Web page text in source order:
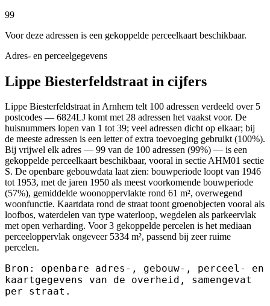
99
Voor deze adressen is een gekoppelde perceelkaart beschikbaar.
Adres- en perceelgegevens
Lippe Biesterfeldstraat in cijfers
Lippe Biesterfeldstraat in Arnhem telt 100 adressen verdeeld over 5
postcodes — 6824LJ komt met 28 adressen het vaakst voor. De
huisnummers lopen van 1 tot 39; veel adressen dicht op elkaar; bij
de meeste adressen is een letter of extra toevoeging gebruikt (100%).
Bij vrijwel elk adres — 99 van de 100 adressen (99%) — is een
gekoppelde perceelkaart beschikbaar, vooral in sectie AHM01 sectie
S. De openbare gebouwdata laat zien: bouwperiode loopt van 1946
tot 1953, met de jaren 1950 als meest voorkomende bouwperiode
(57%), gemiddelde woonoppervlakte rond 61 m², overwegend
woonfunctie. Kaartdata rond de straat toont groenobjecten vooral als
loofbos, waterdelen van type waterloop, wegdelen als parkeervlak
met open verharding. Voor 3 gekoppelde percelen is het mediaan
perceeloppervlak ongeveer 5334 m², passend bij zeer ruime
percelen.
Bron: openbare adres-, gebouw-, perceel- en
kaartgegevens van de overheid, samengevat
per straat.